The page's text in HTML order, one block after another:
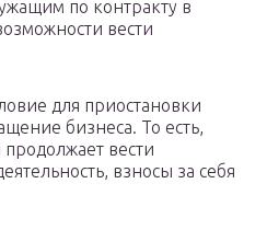
по контракту в
вести
для приостановки
бизнеса. То есть,
вести
взносы за себя